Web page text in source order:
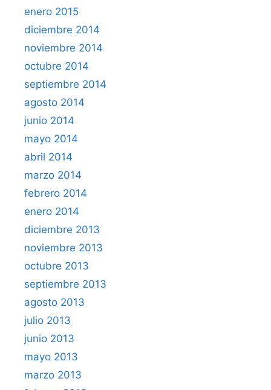
enero 2015
diciembre 2014
noviembre 2014
octubre 2014
septiembre 2014
agosto 2014
junio 2014
mayo 2014
abril 2014
marzo 2014
febrero 2014
enero 2014
diciembre 2013
noviembre 2013
octubre 2013
septiembre 2013
agosto 2013
julio 2013
junio 2013
mayo 2013
marzo 2013